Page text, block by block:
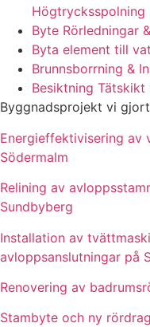
Högtrycksspolning
Byte Rörledningar
Byta element till
Brunnsborrning &
Besiktning
Byggnadsprojekt vi gjort
Energieffektivisering av
Södermalm
Relining av
Sundbyberg
Installation av
avloppsanslutningar på
Renovering av
Stambyte och ny